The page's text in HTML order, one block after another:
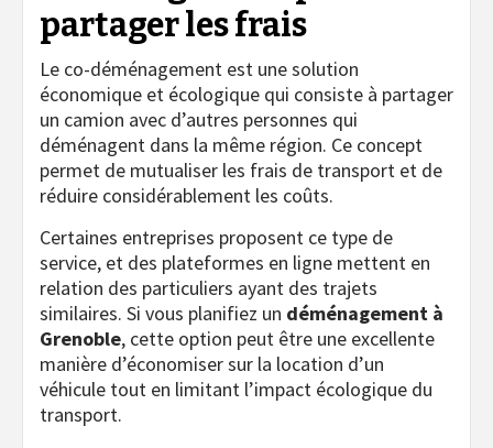
partager les frais
Le co-déménagement est une solution
économique et écologique qui consiste à partager
un camion avec d’autres personnes qui
déménagent dans la même région. Ce concept
permet de mutualiser les frais de transport et de
réduire considérablement les coûts.
Certaines entreprises proposent ce type de
service, et des plateformes en ligne mettent en
relation des particuliers ayant des trajets
similaires. Si vous planifiez un déménagement à
Grenoble, cette option peut être une excellente
manière d’économiser sur la location d’un
véhicule tout en limitant l’impact écologique du
transport.